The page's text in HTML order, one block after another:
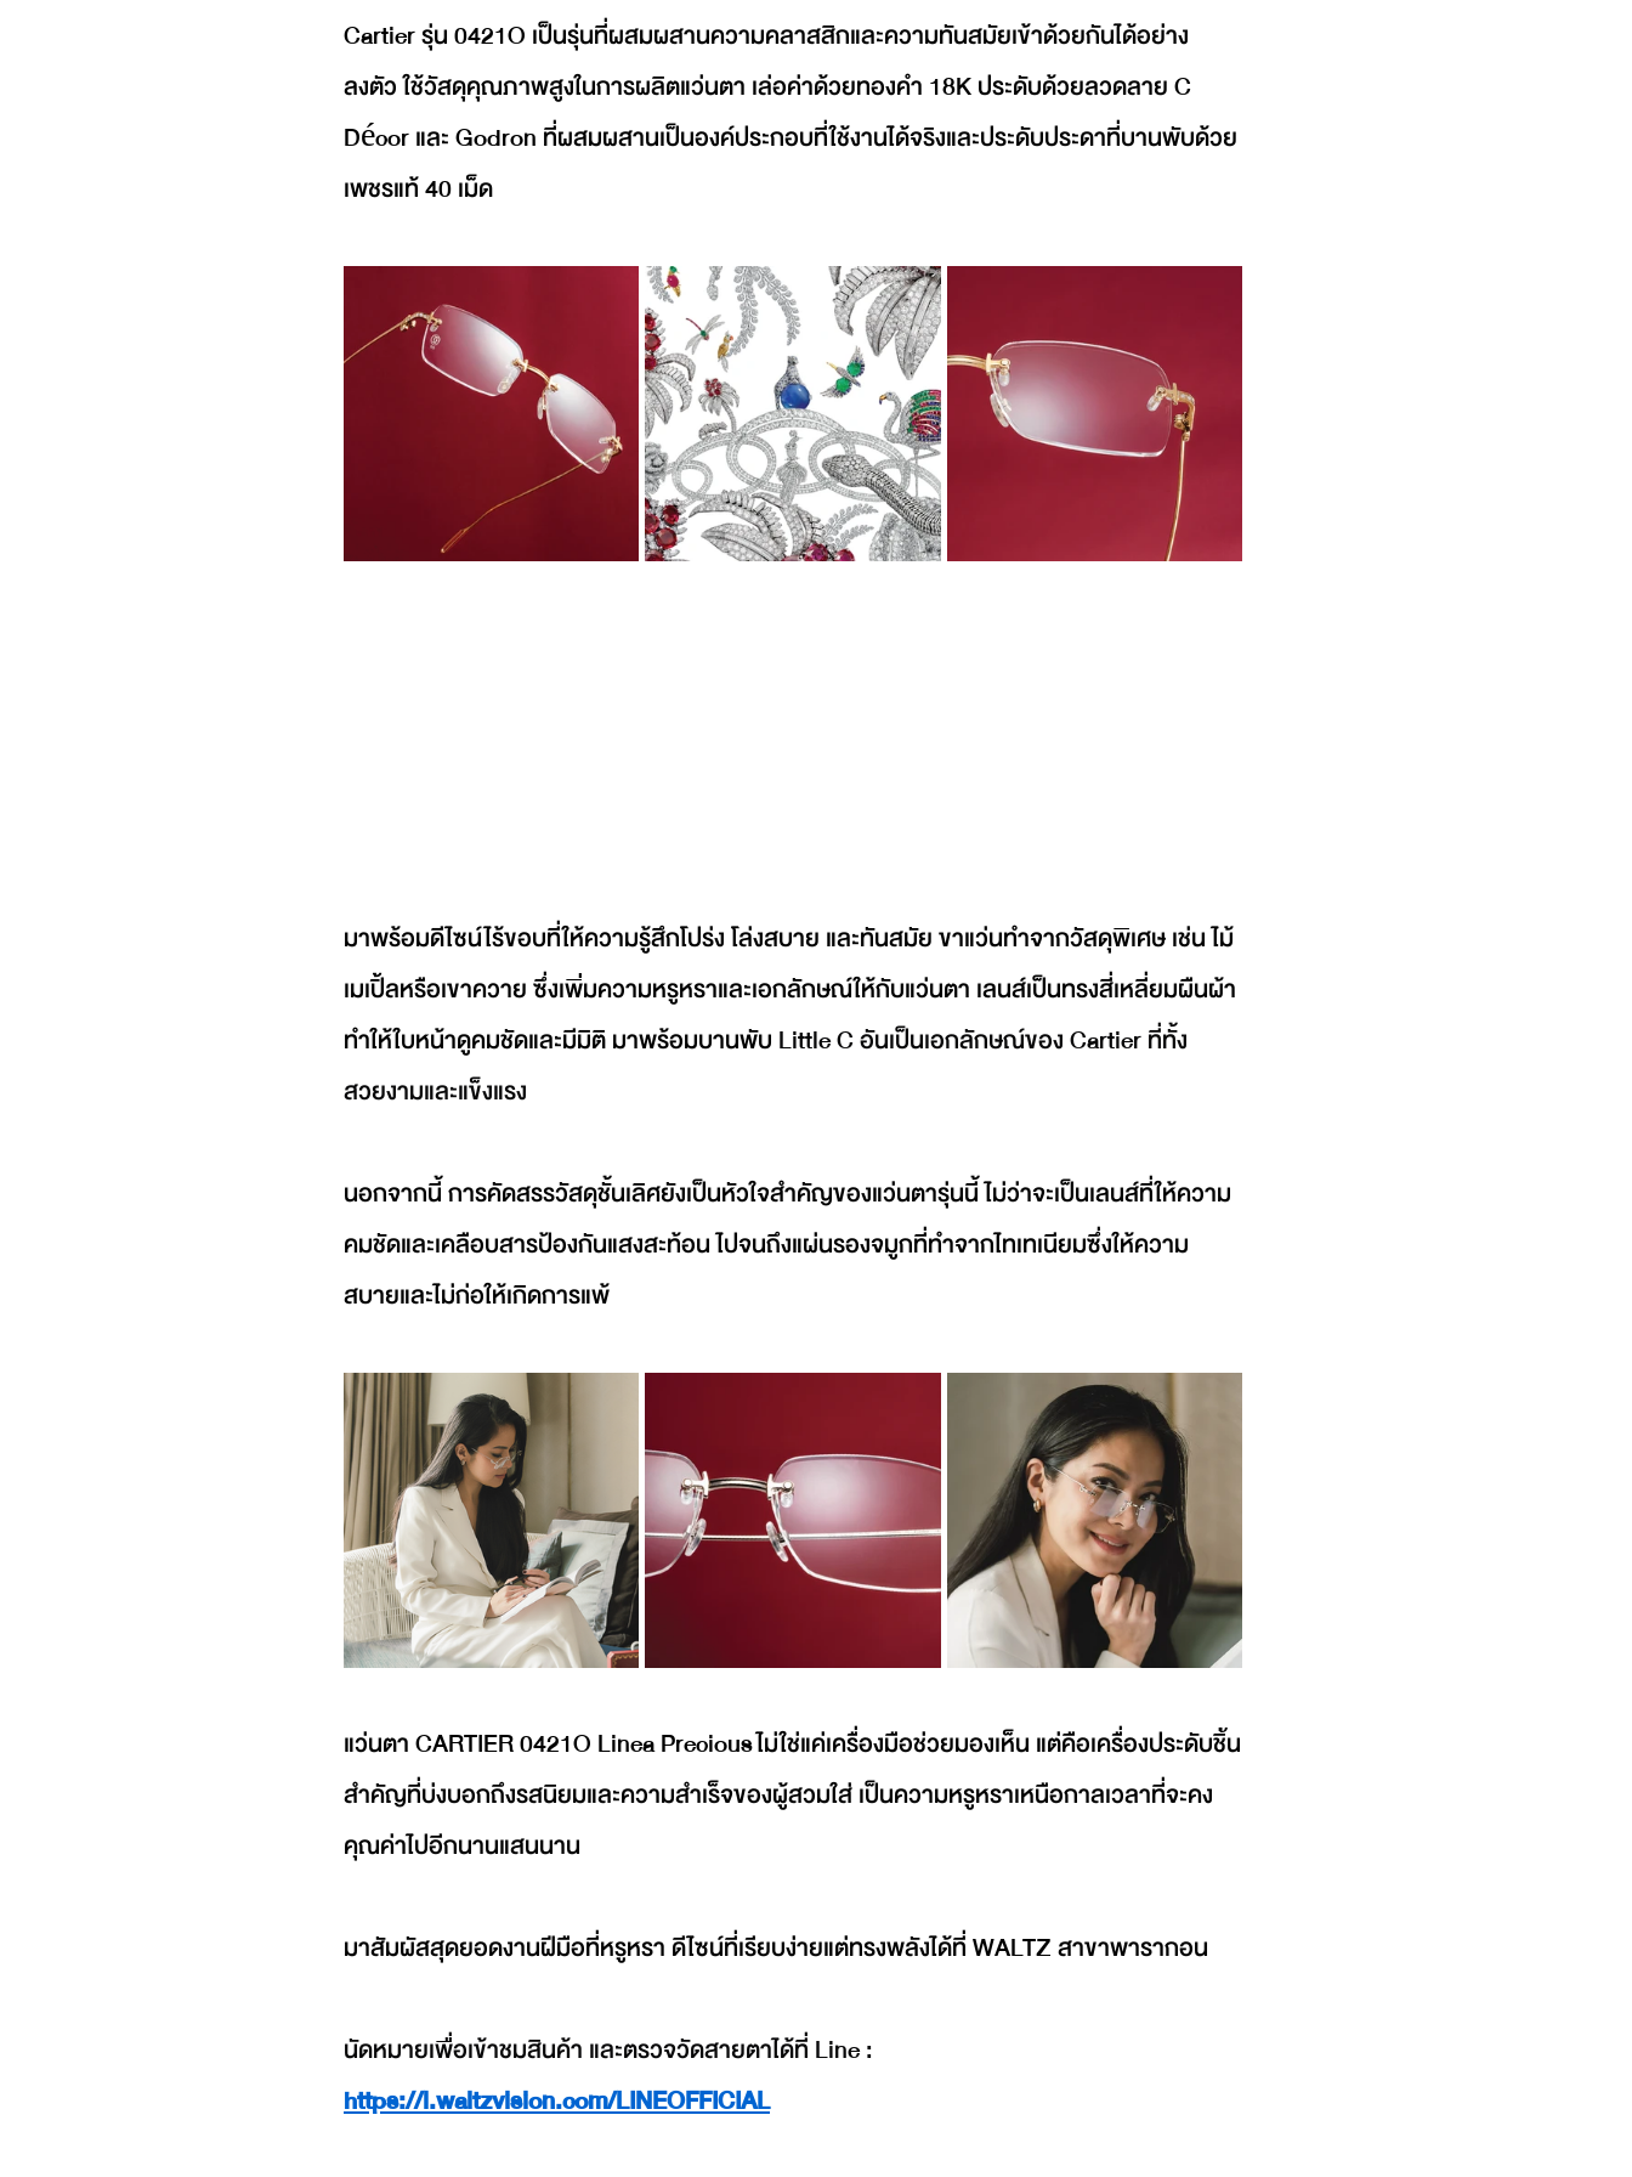
Cartier รุ่น 0421O เป็นรุ่นที่ผสมผสานความคลาสสิกและความทันสมัยเข้าด้วยกันได้อย่าง
ลงตัว ใช้วัสดุคุณภาพสูงในการผลิตแว่นตา เล่อค่าด้วยทองคำ 18K ประดับด้วยลวดลาย C
Décor และ Godron ที่ผสมผสานเป็นองค์ประกอบที่ใช้งานได้จริงและประดับประดาที่บานพับด้วย
เพชรแท้ 40 เม็ด
มาพร้อมดีไซน์ไร้ขอบที่ให้ความรู้สึกโปร่ง โล่งสบาย และทันสมัย ขาแว่นทำจากวัสดุพิเศษ เช่น ไม้
เมเปิ้ลหรือเขาควาย ซึ่งเพิ่มความหรูหราและเอกลักษณ์ให้กับแว่นตา เลนส์เป็นทรงสี่เหลี่ยมผืนผ้า
ทำให้ใบหน้าดูคมชัดและมีมิติ มาพร้อมบานพับ Little C อันเป็นเอกลักษณ์ของ Cartier ที่ทั้ง
สวยงามและแข็งแรง
นอกจากนี้ การคัดสรรวัสดุชั้นเลิศยังเป็นหัวใจสำคัญของแว่นตารุ่นนี้ ไม่ว่าจะเป็นเลนส์ที่ให้ความ
คมชัดและเคลือบสารป้องกันแสงสะท้อน ไปจนถึงแผ่นรองจมูกที่ทำจากไทเทเนียมซึ่งให้ความ
สบายและไม่ก่อให้เกิดการแพ้
แว่นตา CARTIER 0421O Linea Precious ไม่ใช่แค่เครื่องมือช่วยมองเห็น แต่คือเครื่องประดับชิ้น
สำคัญที่บ่งบอกถึงรสนิยมและความสำเร็จของผู้สวมใส่ เป็นความหรูหราเหนือกาลเวลาที่จะคง
คุณค่าไปอีกนานแสนนาน
มาสัมผัสสุดยอดงานฝีมือที่หรูหรา ดีไซน์ที่เรียบง่ายแต่ทรงพลังได้ที่ WALTZ สาขาพารากอน
นัดหมายเพื่อเข้าชมสินค้า และตรวจวัดสายตาได้ที่ Line :
https://l.waltzvision.com/LINEOFFICIAL